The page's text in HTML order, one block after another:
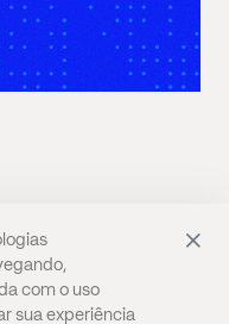
PODCASTS
QUEM SOMOS
com o uso
sua experiência